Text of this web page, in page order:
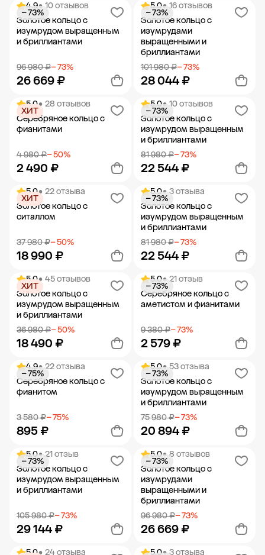
Добавить в корзину Добавить в корзину
4.9• 10 отзывов
Золотое кольцо с
изумрудом выращенным
и бриллиантами
96 980 ₽− 73%
26 669 ₽
− 73%
Добавить в корзину
5.0• 16 отзывов
Золотое кольцо с
изумрудами
выращенными и
бриллиантами
101 980 ₽− 73%
28 044 ₽
− 73%
Добавить в корзину
5.0• 28 отзывов
Серебряное кольцо с
фианитами
4 980 ₽− 50%
2 490 ₽
ХИТ
Добавить в корзину
5.0• 10 отзывов
Золотое кольцо с
изумрудом выращенным
и бриллиантами
81 980 ₽− 73%
22 544 ₽
− 73%
Добавить в корзину
5.0• 22 отзыва
Золотое кольцо с
ситаллом
37 980 ₽− 50%
18 990 ₽
ХИТ
Добавить в корзину
5.0• 3 отзыва
Золотое кольцо с
изумрудом выращенным
и бриллиантами
81 980 ₽− 73%
22 544 ₽
− 73%
Добавить в корзину
5.0• 45 отзывов
Золотое кольцо с
изумрудом выращенным
и бриллиантами
36 980 ₽− 50%
18 490 ₽
ХИТ
Добавить в корзину
5.0• 21 отзыв
Серебряное кольцо с
аметистом и фианитами
9 380 ₽− 73%
2 579 ₽
− 73%
Добавить в корзину
4.9• 22 отзыва
Серебряное кольцо с
фианитом
3 580 ₽− 75%
895 ₽
− 75%
Добавить в корзину
5.0• 53 отзыва
Золотое кольцо с
изумрудом выращенным
и бриллиантами
75 980 ₽− 73%
20 894 ₽
− 73%
Добавить в корзину
5.0• 21 отзыв
Золотое кольцо с
изумрудом выращенным
и бриллиантами
105 980 ₽− 73%
29 144 ₽
− 73%
5.0• 8 отзывов
Золотое кольцо с
изумрудами
выращенными и
бриллиантами
96 980 ₽− 73%
26 669 ₽
− 73%
5.0• 24 отзыва 5.0• 3 отзыва